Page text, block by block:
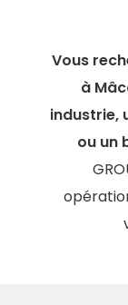
Vous
à
industrie,
ou un